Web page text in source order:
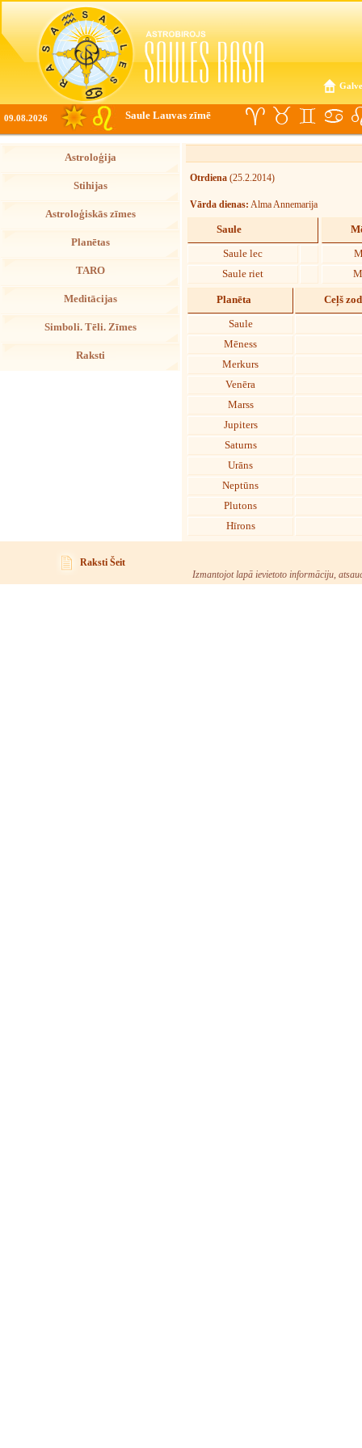
09.08.2026 Saule Lauvas zīmē
Astroloģija
Stihijas
Astroloģiskās zīmes
Planētas
TARO
Meditācijas
Simboli. Tēli. Zīmes
Raksti
Otrdiena (25.2.2014)
Vārda dienas: Alma Annemarija
Saule
Saule lec
Saule riet
Planēta Ceļš
Saule
Mēness
Merkurs
Venēra
Marss
Jupiters
Saturns
Urāns
Neptūns
Plutons
Hīrons
Raksti Šeit
Izmantojot lapā ievietoto informāciju,